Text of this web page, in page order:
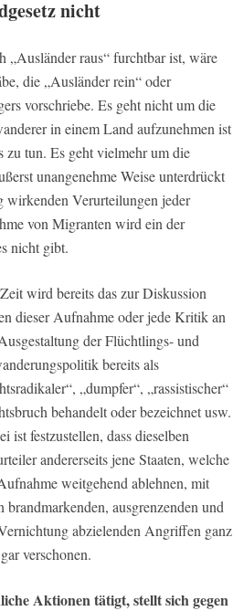
nicht
„Ausländer raus“ furchtbar ist, wäre
die „Ausländer rein“ oder
vorschriebe. Es geht nicht um die
in einem Land aufzunehmen ist
zu tun. Es geht vielmehr um die
unangenehme Weise unterdrückt
Verurteilungen jeder
von Migranten wird ein der
nicht gibt.
wird bereits das zur Diskussion
dieser Aufnahme oder jede Kritik an
der Flüchtlings- und
bereits als
„dumpfer“, „rassistischer“
behandelt oder bezeichnet usw.
ist festzustellen, dass dieselben
andererseits jene Staaten, welche
weitgehend ablehnen, mit
brandmarkenden, ausgrenzenden und
abzielenden Angriffen ganz
verschonen.
Aktionen tätigt, stellt sich gegen